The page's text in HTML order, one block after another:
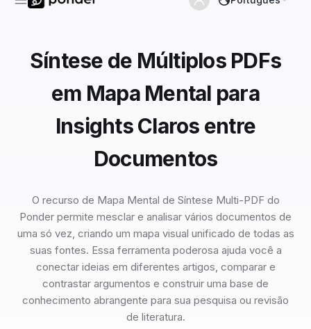
Síntese de Múltiplos PDFs
em Mapa Mental para
Insights Claros entre
Documentos
O recurso de Mapa Mental de Síntese Multi-PDF do
Ponder permite mesclar e analisar vários documentos de
uma só vez, criando um mapa visual unificado de todas as
suas fontes. Essa ferramenta poderosa ajuda você a
conectar ideias em diferentes artigos, comparar e
contrastar argumentos e construir uma base de
conhecimento abrangente para sua pesquisa ou revisão
de literatura.